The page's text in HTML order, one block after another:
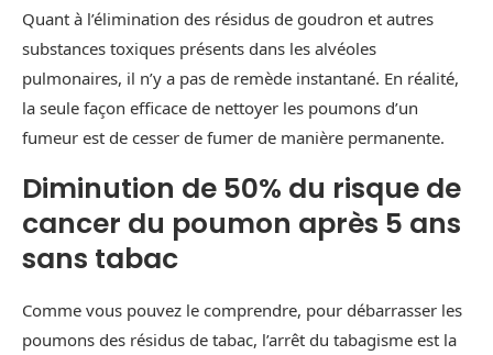
Quant à l’élimination des résidus de goudron et autres
substances toxiques présents dans les alvéoles
pulmonaires, il n’y a pas de remède instantané. En réalité,
la seule façon efficace de nettoyer les poumons d’un
fumeur est de cesser de fumer de manière permanente.
Diminution de 50% du risque de
cancer du poumon après 5 ans
sans tabac
Comme vous pouvez le comprendre, pour débarrasser les
poumons des résidus de tabac, l’arrêt du tabagisme est la